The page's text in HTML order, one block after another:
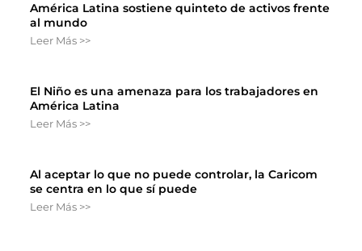
América Latina sostiene quinteto de activos frente
al mundo
Leer Más >>
El Niño es una amenaza para los trabajadores en
América Latina
Leer Más >>
Al aceptar lo que no puede controlar, la Caricom
se centra en lo que sí puede
Leer Más >>